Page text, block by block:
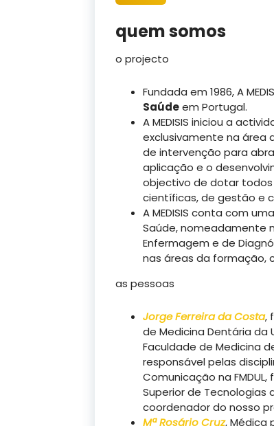
quem somos
o projecto
Fundada em 1986, A
Saúdeem Portugal.
A MEDISIS iniciou a
exclusivamente na área
de intervenção para
aplicação e o
objectivo de dotar todos
científicas, de gestão e
A MEDISIS conta com
Saúde, nomeadamente
Enfermagem e de
nas áreas da formação,
as pessoas
Jorge Ferreira da Costa,
de Medicina Dentária da
Faculdade de Medicina
responsável pelas
Comunicação na
Superior de Tecnologias
coordenador do nosso
Mª Rosário Cruz, Médica